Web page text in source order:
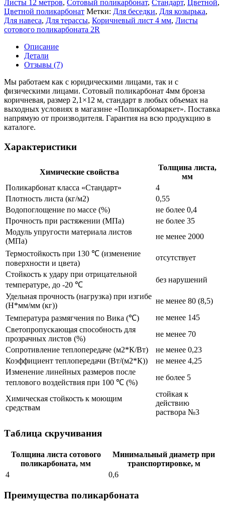
Листы 12 метров, Сотовый поликарбонат, Стандарт, Цветной,
Цветной поликарбонат Метки: Для беседки, Для козырька,
Для навеса, Для терассы, Коричневый лист 4 мм, Листы
сотового поликарбоната 2R
Описание
Детали
Отзывы (7)
Мы работаем как с юридическими лицами, так и с
физическими лицами. Сотовый поликарбонат 4мм бронза
коричневая, размер 2,1×12 м, стандарт в любых объемах на
выходных условиях в магазине «Поликарбомаркет». Поставка
напрямую от производителя. Гарантия на всю продукцию в
каталоге.
Характеристики
Химические свойства
Толщина листа,
мм
Поликарбонат класса «Стандарт»
4
Плотность листа (кг/м2)
0,55
Водопоглощение по массе (%)
не более 0,4
Прочность при растяжении (МПа)
не более 35
Модуль упругости материала листов
(МПа)
не менее 2000
Термостойкость при 130 ℃ (изменение
поверхности и цвета)
отсутствует
Стойкость к удару при отрицательной
температуре, до -20 ℃
без нарушений
Удельная прочность (нагрузка) при изгибе
(Н*мм/мм (кг))
не менее 80 (8,5)
Температура размягчения по Вика (℃)
не менее 145
Светопропускающая способность для
прозрачных листов (%)
не менее 70
Сопротивление теплопередаче (м2*К/Вт)
не менее 0,23
Коэффициент теплопередачи (Вт/(м2*К))
не менее 4,25
Изменение линейных размеров после
теплового воздействия при 100 ℃ (%)
не более 5
Химическая стойкость к моющим
средствам
стойкая к
действию
раствора №3
Таблица скручивания
Толщина листа сотового
поликарбоната, мм
Минимальный диаметр при
транспортировке, м
4
0,6
Преимущества поликарбоната